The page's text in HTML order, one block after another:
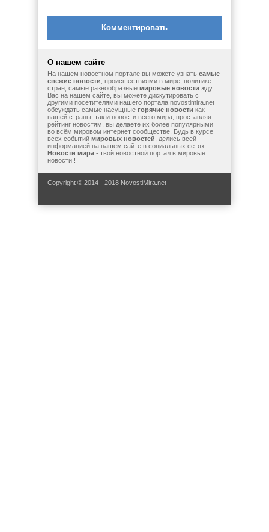
Комментировать
О нашем сайте
На нашем новостном портале вы можете узнать самые
свежие новости , происшествиями в мире, политике
стран, самые разнообразные мировые новости ждут
Вас на нашем сайте, вы можете дискутировать с
другими посетителями нашего портала novostimira.net
обсуждать самые насущные горячие новости как
вашей страны, так и новости всего мира, проставляя
рейтинг новостям, вы делаете их более популярными
во всём мировом интернет сообществе. Будь в курсе
всех событий мировых новостей , делись всей
информацией на нашем сайте в социальных сетях.
Новости мира - твой новостной портал в мировые
новости !
Copyright © 2014 - 2018 NovostiMira.net